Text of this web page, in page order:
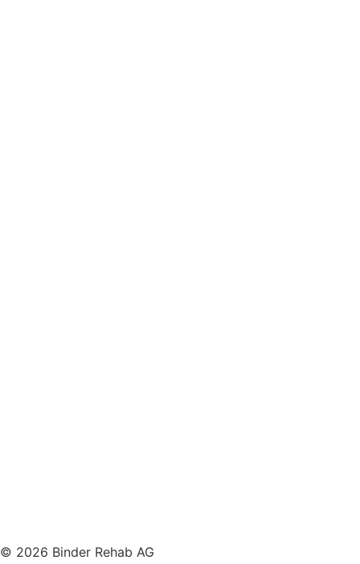
© 2026 Binder Rehab AG